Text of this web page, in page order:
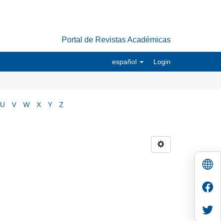
Portal de Revistas Académicas
español Login
U V W X Y Z